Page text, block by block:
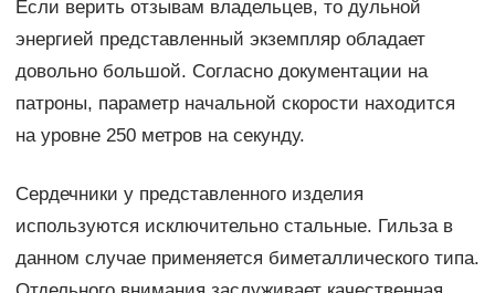
Если верить отзывам владельцев, то дульной
энергией представленный экземпляр обладает
довольно большой. Согласно документации на
патроны, параметр начальной скорости находится
на уровне 250 метров на секунду.
Сердечники у представленного изделия
используются исключительно стальные. Гильза в
данном случае применяется биметаллического типа.